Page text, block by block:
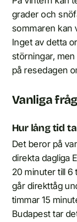
grader och
sommaren kan
Inget av detta
störningar,
på resedagen
Vanliga
Hur lång tid
Det beror på
direkta dagliga
20 minuter till 6
går direkttåg
timmar 15
Budapest tar